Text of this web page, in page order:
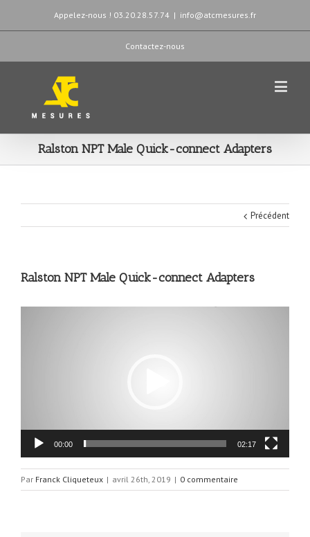
Appelez-nous ! 03.20.28.57.74 | info@atcmesures.fr
Contactez-nous
Ralston NPT Male Quick-connect Adapters
Précédent
Ralston NPT Male Quick-connect Adapters
00:00 02:17
Par Franck Cliqueteux | avril 26th, 2019 | 0 commentaire